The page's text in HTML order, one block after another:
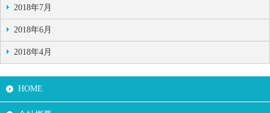
2018年7月
2018年6月
2018年4月
HOME